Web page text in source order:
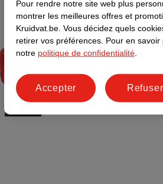
Pour rendre notre site web plus
montrer les meilleures offres et
Kruidvat.be. Vous décidez quels
retirer vos préférences. Pour en
notre politique de confidentialité
Refuser
Accepter